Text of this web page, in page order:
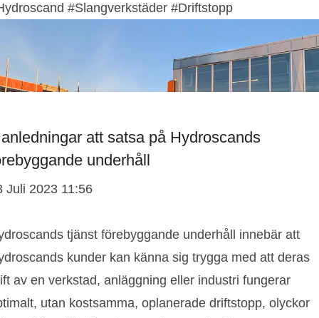
#Slangverkstäder #Driftstopp
att satsa på Hydroscands
underhåll
Juli 2023 11:56
tjänst förebyggande underhåll innebär att
kunder kan känna sig trygga med att deras
av en verkstad, anläggning eller industri fungerar
utan kostsamma, oplanerade driftstopp, olyckor